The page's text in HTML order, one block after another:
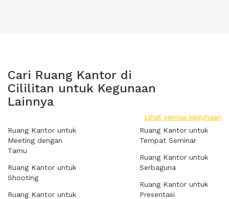
Cari Ruang Kantor di
Cililitan untuk Kegunaan
Lainnya
Lihat semua kegunaan
Ruang Kantor untuk
Meeting dengan
Tamu
Ruang Kantor untuk
Shooting
Ruang Kantor untuk
Ruang Kantor untuk
Tempat Seminar
Ruang Kantor untuk
Serbaguna
Ruang Kantor untuk
Presentasi